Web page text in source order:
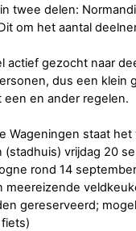
twee delen:
om het aantal
actief gezocht naar
dus een klein
en ander regelen.
Wageningen staat
(stadhuis) vrijdag 20
rond 14 september
meereizende
gereserveerd;